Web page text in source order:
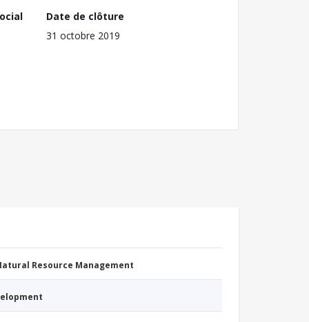
Date de clôture
31 octobre 2019
Resource Management